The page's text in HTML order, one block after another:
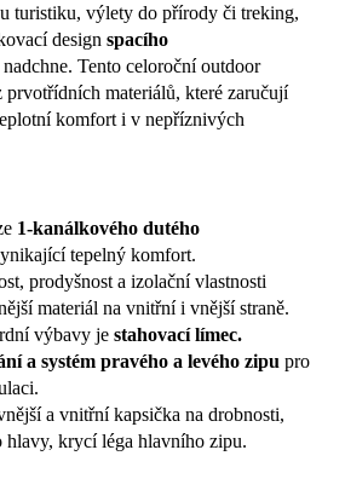
turistiku, výlety do přírody či treking,
design spacího
nadchne. Tento celoroční outdoor
prvotřídních materiálů, které zaručují
komfort i v nepříznivých
1-kanálkového dutého
tepelný komfort.
prodyšnost a izolační vlastnosti
materiál na vnitřní i vnější straně.
výbavy je stahovací límec.
a systém pravého a levého zipu pro
a vnitřní kapsička na drobnosti,
hlavy, krycí léga hlavního zipu.